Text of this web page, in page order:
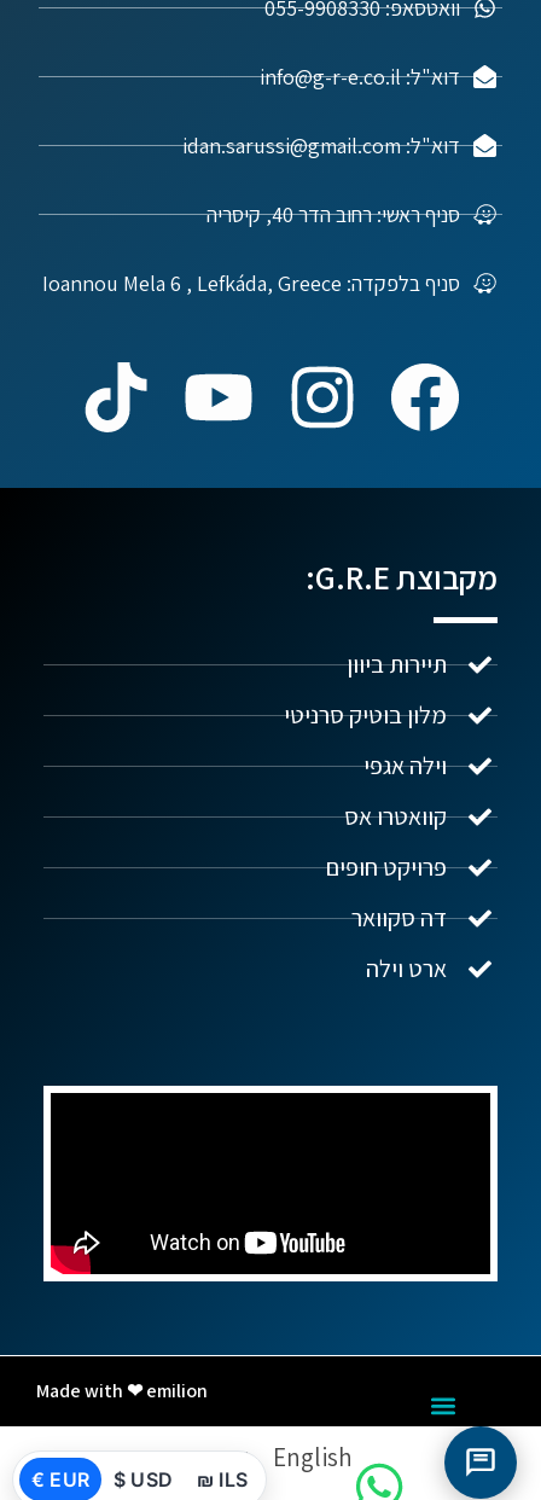
וואטסאפ: 055-9908330
דוא"ל: info@g-r-e.co.il
דוא"ל: idan.sarussi@gmail.com
סניף ראשי: רחוב הדר 40, קיסריה
סניף בלפקדה: Ioannou Mela 6 , Lefkáda, Greece
מקבוצת G.R.E:
תיירות ביוון
מלון בוטיק סרניטי
וילה אגפי
קוואטרו אס
פרויקט חופים
דה סקוואר
ארט וילה
Made with ❤ emilion
English עברית
€ EUR $ USD ₪ ILS
נדל"ן ביוון G.R.E
שלום! איך אפשר לעזור?